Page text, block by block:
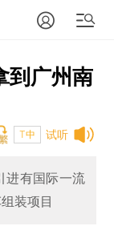
到广州南
试听
T中
进有国际一流
装项目